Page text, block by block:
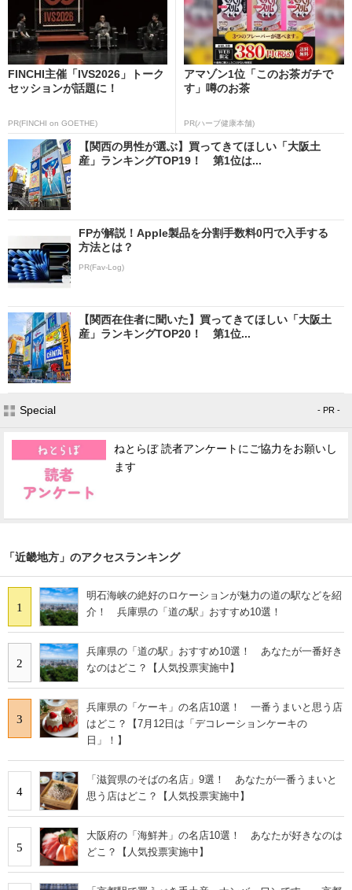
FINCHI主催「IVS2026」トーク
セッションが話題に！
PR(FINCHI on GOETHE)
アマゾン1位「このお茶ガチで
す」噂のお茶
PR(ハーブ健康本舗)
【関西の男性が選ぶ】買ってきてほしい「大阪土
産」ランキングTOP19！ 第1位は...
FPが解説！Apple製品を分割手数料0円で入手する
方法とは？
PR(Fav-Log)
【関西在住者に聞いた】買ってきてほしい「大阪土
産」ランキングTOP20！ 第1位...
Special - PR -
ねとらぼ 読者アンケートにご協力をお願いし
ます
「近畿地方」のアクセスランキング
1
明石海峡の絶好のロケーションが魅力の道の駅などを紹
介！ 兵庫県の「道の駅」おすすめ10選！
2
兵庫県の「道の駅」おすすめ10選！ あなたが一番好き
なのはどこ？【人気投票実施中】
3
兵庫県の「ケーキ」の名店10選！ 一番うまいと思う店
はどこ？【7月12日は「デコレーションケーキの
日」！】
4
「滋賀県のそばの名店」9選！ あなたが一番うまいと
思う店はどこ？【人気投票実施中】
5
大阪府の「海鮮丼」の名店10選！ あなたが好きなのは
どこ？【人気投票実施中】